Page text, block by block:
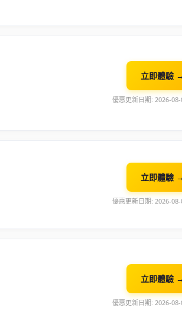
立即體驗 →
優惠更新日期: 2026-
立即體驗 →
優惠更新日期: 2026-
立即體驗 →
優惠更新日期: 2026-